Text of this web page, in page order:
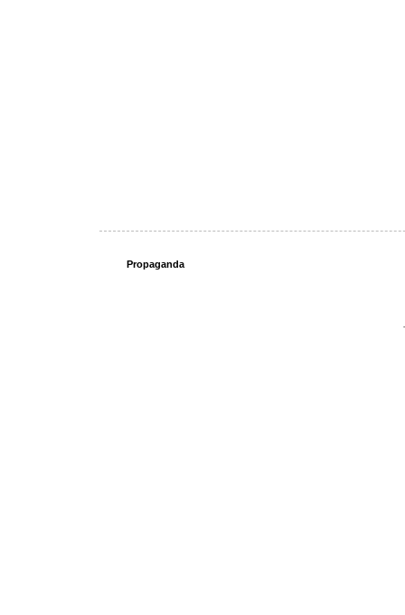
Propaganda